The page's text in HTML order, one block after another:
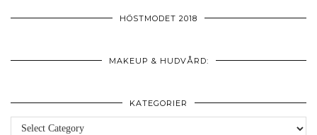
HÖSTMODET 2018
MAKEUP & HUDVÅRD:
KATEGORIER
Kategorier